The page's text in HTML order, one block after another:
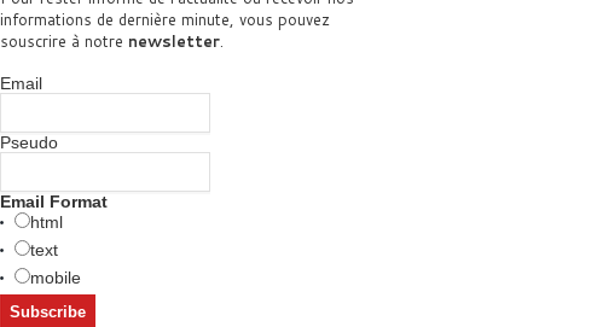
informations de dernière minute, vous pouvez
souscrire à notre newsletter.
Email
Pseudo
Email Format
html
text
mobile